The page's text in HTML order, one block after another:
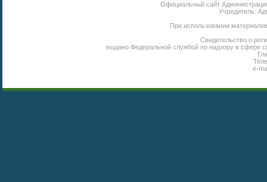
Официальный сайт
Учредитель:
При использовании
Свидетельство о
выдано Федеральной службой по надзору в сфере
e-